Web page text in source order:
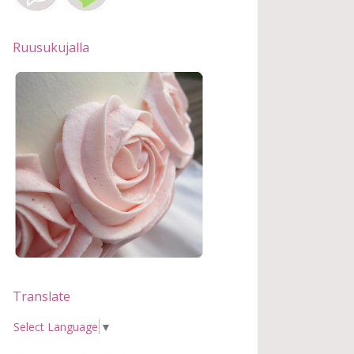
Ruusukujalla
Translate
Select Language ▼